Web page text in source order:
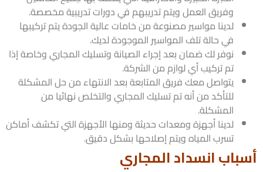
وفريق العمل ويتم تدريبهم في دورات تدريبية مخصصة.
لدينا مواسير مصنوعة من خامات عالية الجودة يتم تركيبها
في حالة تلف المواسير الموجودة لديك.
نوفر لك ضمان بعد إجراء الصيانة وتسليك المجاري وخاصة إذا
تم تركيب أي لوازم من الشركة.
يتواصل معك فريق المتابعة بعد الانتهاء من حل المشكلة
للتأكد من أنه تم تسليك المجاري والتخلص نهائيا من
المشكلة.
لدينا أجهزة ومعدات حديثة ومنها الأجهزة التي تكشف أماكن
تسرب المياه ويتم إصلاحها بشكل دقيق.
انسداد المجاري